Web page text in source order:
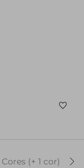
Cores (+ 1 cor)